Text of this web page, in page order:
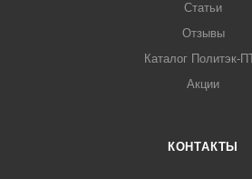
Статьи
Отзывы
Каталог Политэк-
Акции
КОНТАКТЫ